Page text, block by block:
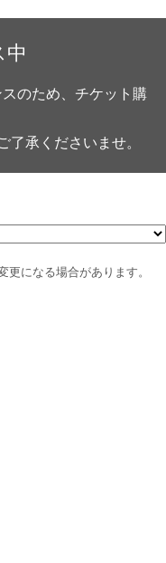
中
のため、チケット購
了承くださいませ。
になる場合があります。